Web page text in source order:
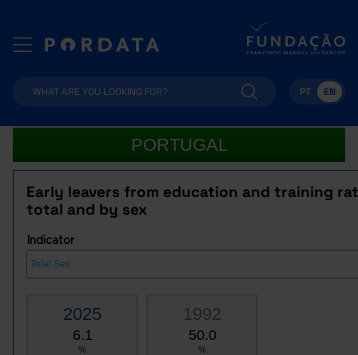
PT EN
PORTUGAL
Early leavers from education and training
total and by sex
Indicator
2025
6.1
%
1992
50.0
%